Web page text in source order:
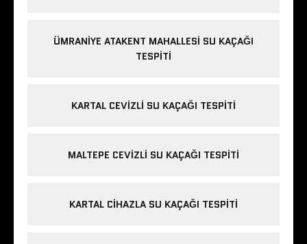
ÜMRANIYE ATAKENT MAHALLESI SU KAÇAĞI
TESPITI
KARTAL CEVIZLI SU KAÇAĞI TESPITI
MALTEPE CEVIZLI SU KAÇAĞI TESPITI
KARTAL CIHAZLA SU KAÇAĞI TESPITI